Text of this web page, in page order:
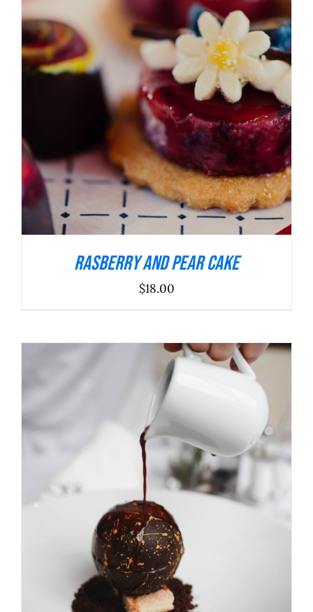
ADICIONAR / DETALHES
Rasberry And Pear Cake
$18.00
ADICIONAR / DETALHES